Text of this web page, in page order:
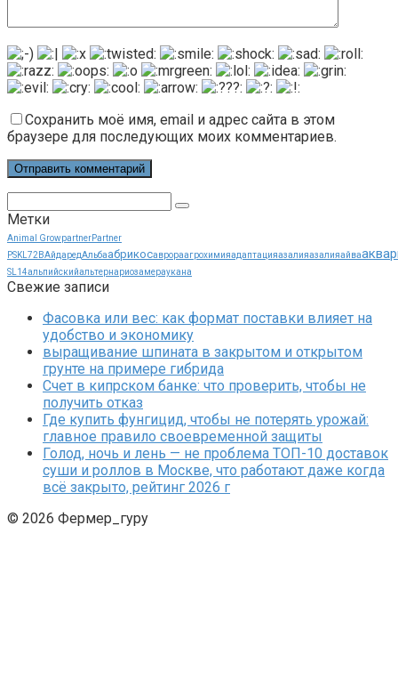
Сохранить моё имя, email и адрес сайта в этом
браузере для последующих моих комментариев.
Метки
Animal GrowpartnerPartner
PSKL72BАйдаредАльбаабрикосаврораагрохимияадаптацияазалияазалияайва
SL14альпийскийальтернариозамераукана
Свежие записи
Фасовка или вес: как формат поставки влияет на
удобство и экономику
выращивание шпината в закрытом и открытом
грунте на примере гибрида
Счет в кипрском банке: что проверить, чтобы не
получить отказ
Где купить фунгицид, чтобы не потерять урожай:
главное правило своевременной защиты
Голод, ночь и лень — не проблема ТОП-10 доставок
суши и роллов в Москве, что работают даже когда
всё закрыто, рейтинг 2026 г
© 2026 Фермер_гуру